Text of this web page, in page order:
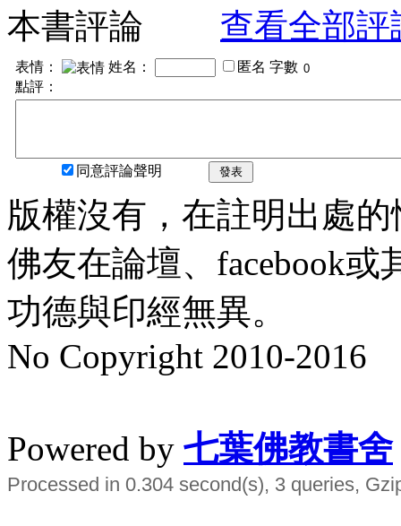
本書評論
查看全部評
表情： 姓名： 匿名 字數
點評：
同意評論聲明 發表
版權沒有，在註明出處
佛友在論壇、facebook
功德與印經無異。
No Copyright 2010-2016
Powered by 七葉佛教書舍
Processed in 0.304 second(s), 3 queries,